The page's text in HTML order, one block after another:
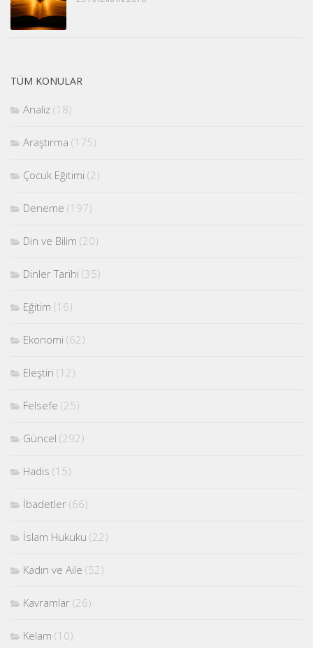
TÜM KONULAR
Analiz (18)
Araştırma (175)
Çocuk Eğitimi (2)
Deneme (197)
Din ve Bilim (20)
Dinler Tarihi (35)
Eğitim (16)
Ekonomi (62)
Eleştiri (12)
Felsefe (25)
Güncel (292)
Hadis (15)
İbadetler (66)
İslam Hukuku (22)
Kadın ve Aile (52)
Kavramlar (26)
Kelam (10)